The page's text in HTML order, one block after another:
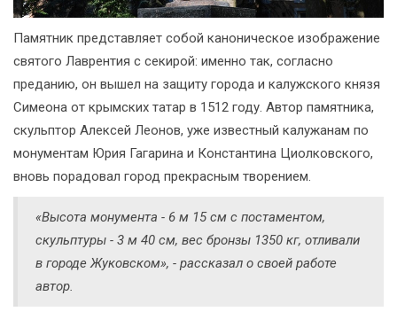
Памятник представляет собой каноническое изображение
святого Лаврентия с секирой: именно так, согласно
преданию, он вышел на защиту города и калужского князя
Симеона от крымских татар в 1512 году. Автор памятника,
скульптор Алексей Леонов, уже известный калужанам по
монументам Юрия Гагарина и Константина Циолковского,
вновь порадовал город прекрасным творением.
«Высота монумента - 6 м 15 см с постаментом,
скульптуры - 3 м 40 см, вес бронзы 1350 кг, отливали
в городе Жуковском», - рассказал о своей работе
автор.